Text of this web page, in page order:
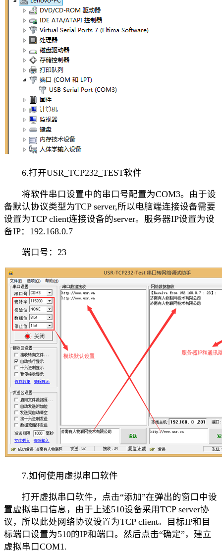
6.打开USR_TCP232_TEST软件
将软件串口设置中的串口号配置为COM3。由于设
备默认协议类型为TCP server,所以电脑端连接设备需要
设置为TCP client连接设备的server。服务器IP设置为设
备IP：192.168.0.7
端口号：23
7.如何使用虚拟串口软件
打开虚拟串口软件，点击“添加”在弹出的窗口中设
置虚拟串口信息，由于上述510设备采用TCP server协
议，所以此处网络协议设置为TCP client。目标IP和目
标端口设置为510的IP和端口。然后点击“确定”，建立
虚拟串口COM1.